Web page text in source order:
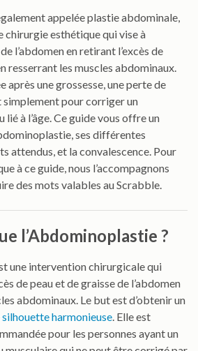
appelée plastie abdominale,
chirurgie esthétique qui vise à
l’abdomen en retirant l’excès de
resserrant les muscles abdominaux.
après une grossesse, une perte de
simplement pour corriger un
lié à l’âge. Ce guide vous offre un
ses différentes
attendus, et la convalescence. Pour
à ce guide, nous l’accompagnons
des mots valables au Scrabble.
l’Abdominoplastie ?
une intervention chirurgicale qui
de peau et de graisse de l’abdomen
abdominaux. Le but est d’obtenir un
silhouette harmonieuse. Elle est
pour les personnes ayant un